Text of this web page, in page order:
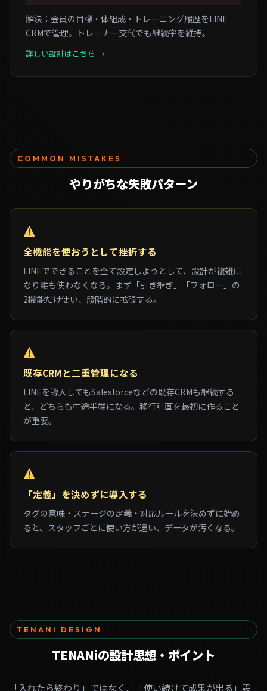
解決：会員の目標・体組成・トレーニング履歴をLINE
CRMで管理。トレーナー交代でも継続率を維持。
詳しい設計はこちら →
COMMON MISTAKES
やりがちな失敗パターン
全機能を使おうとして挫折する
LINEでできることを全て設定しようとして、設計が複雑に
なり誰も使わなくなる。まず「引き継ぎ」「フォロー」の
2機能だけ使い、段階的に拡張する。
既存CRMと二重管理になる
LINEを導入してもSalesforceなどの既存CRMも継続する
と、どちらも中途半端になる。移行計画を最初に作ること
が重要。
「定義」を決めずに導入する
タグの意味・ステージの定義・対応ルールを決めずに始め
ると、スタッフごとに使い方が違い、データが汚くなる。
TENANI DESIGN
TENANiの設計思想・ポイント
「入れたら終わり」ではなく、「使い続けて成果が出る」設